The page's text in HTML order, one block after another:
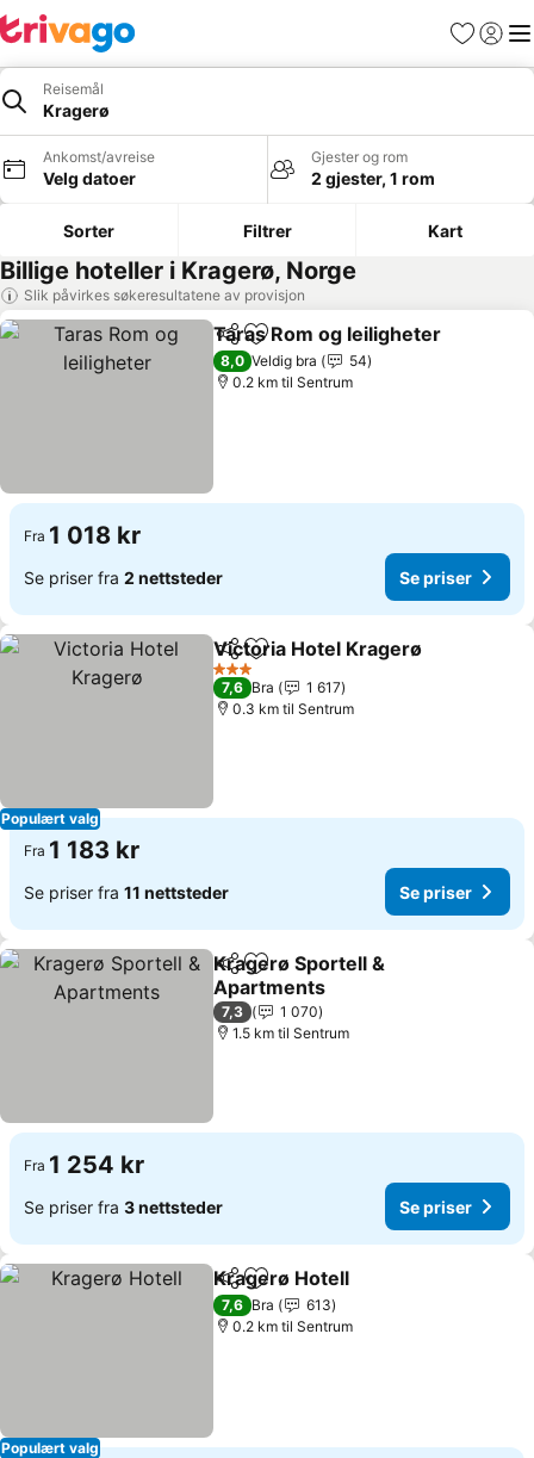
Favoritter
Logg
Reisemål
Kragerø
Ankomst/avreise
Velg datoer
Gjester og rom
2 gjester, 1 rom
Sorter Filtrer Kart
Billige hoteller i Kragerø, Norge
Slik påvirkes søkeresultatene av provisjon
Del Legg til i favoritter
Taras Rom og leiligheter
8,0 Veldig bra
54
0.2 km til Sentrum
Fra 1 018 kr
Se priser fra 2 nettsteder Se priser
Populært valg
Del Legg til i favoritter
Victoria Hotel Kragerø
3 Stjerner
7,6 Bra
1 617
0.3 km til Sentrum
Fra 1 183 kr
Se priser fra 11 nettsteder Se priser
Del Legg til i favoritter
Kragerø Sportell &
Apartments
7,3
1 070
1.5 km til Sentrum
Fra 1 254 kr
Se priser fra 3 nettsteder Se priser
Populært valg
Del Legg til i favoritter
Kragerø Hotell
7,6 Bra
613
0.2 km til Sentrum